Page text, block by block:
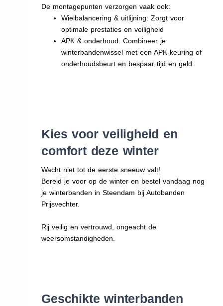
De montagepunten verzorgen vaak ook:
Wielbalancering & uitlijning: Zorgt voor
optimale prestaties en veiligheid
APK & onderhoud: Combineer je
winterbandenwissel met een APK-keuring of
onderhoudsbeurt en bespaar tijd en geld.
Kies voor veiligheid en
comfort deze winter
Wacht niet tot de eerste sneeuw valt!
Bereid je voor op de winter en bestel vandaag nog
je winterbanden in Steendam bij Autobanden
Prijsvechter.
Rij veilig en vertrouwd, ongeacht de
weersomstandigheden.
Geschikte winterbanden